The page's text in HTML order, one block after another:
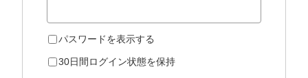
パスワードを表示する
30日間ログイン状態を保持